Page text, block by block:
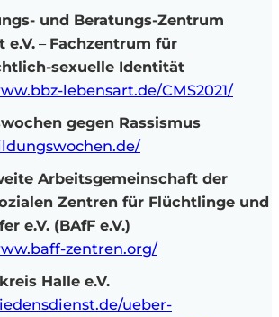
und Beratungs-Zentrum
e.V.– Fachzentrum für
sexuelle Identität
lebensart.de/CMS2021/
gegen Rassismus
Arbeitsgemeinschaft der
Zentren für Flüchtlinge und
e.V. (BAfF e.V.)
zentren.org/
Halle e.V.
ueber-